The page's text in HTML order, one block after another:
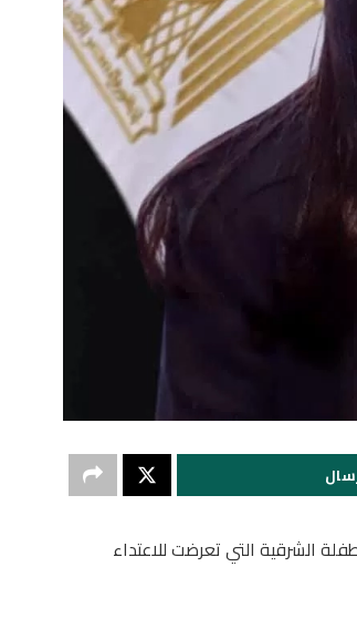
الشرقية التي تعرضت للاعتداء